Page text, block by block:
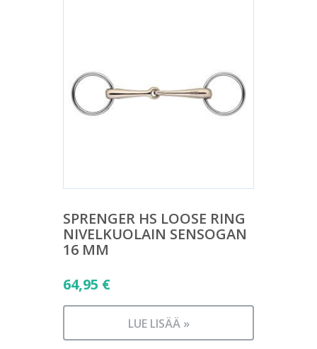
SPRENGER HS LOOSE RING
NIVELKUOLAIN SENSOGAN
16 MM
64,95 €
LUE LISÄÄ »